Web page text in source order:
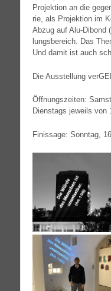
Pro­jek­ti­on an die
rie, als Pro­jek­ti­on im
Abzug auf Alu-
lungs­be­reich. Das
Und damit ist auch
Die Aus­stel­lung
Öff­nungs­zei­ten:
Diens­tags jeweils von
Finis­sa­ge: Sonn­tag,